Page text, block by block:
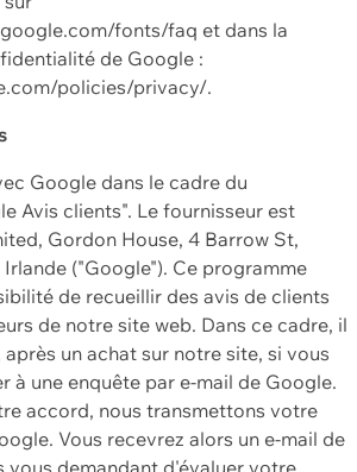
fonts/faq et dans la
de Google :
policies/privacy/.
Google dans le cadre du
Avis clients". Le fournisseur est
Gordon House, 4 Barrow St,
("Google"). Ce programme
de recueillir des avis de clients
de notre site web. Dans ce cadre, il
un achat sur notre site, si vous
à une enquête par e-mail de Google.
accord, nous transmettons votre
Vous recevrez alors un e-mail de